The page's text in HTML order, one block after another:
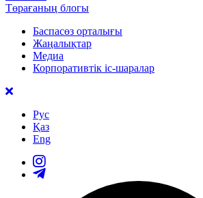
Төрағаның блогы
Баспасөз орталығы
Жаңалықтар
Медиа
Корпоративтік іс-шаралар
Рус
Қаз
Eng